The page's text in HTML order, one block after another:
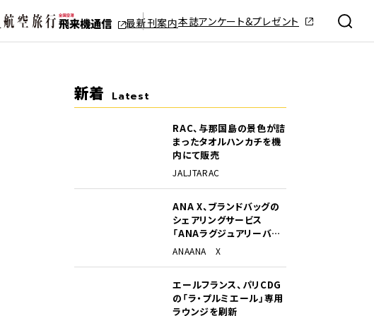
最新刊案内本誌アンケート&プレゼント
新着 Latest
RAC、与那国島の景色が詰
まったタオルハンカチを機
内にて販売
JALJTARAC
ANA X、ブランドバッグの
シェアリングサービス
「ANAラグジュアリーバッ
グ」開始
ANAANA X
エールフランス、パリCDG
の「ラ・プルミエール」専用
ラウンジを刷新